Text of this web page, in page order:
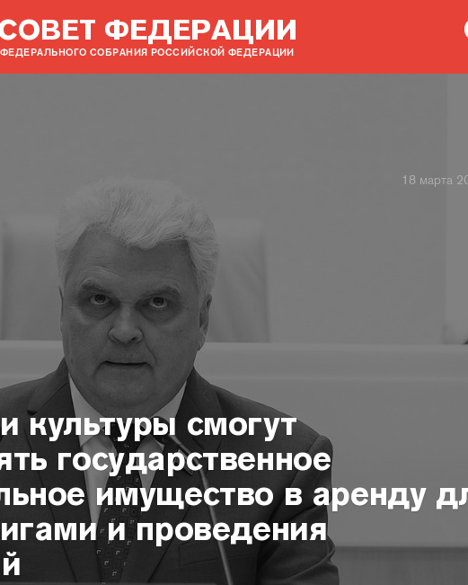
ФЕДЕРАЦИИ
ФЕДЕРАЛЬНОГО СОБРАНИЯ РОССИЙСКОЙ ФЕДЕРАЦИИ
культуры смогут
государственное
имущество в аренду
и проведения
18 марта